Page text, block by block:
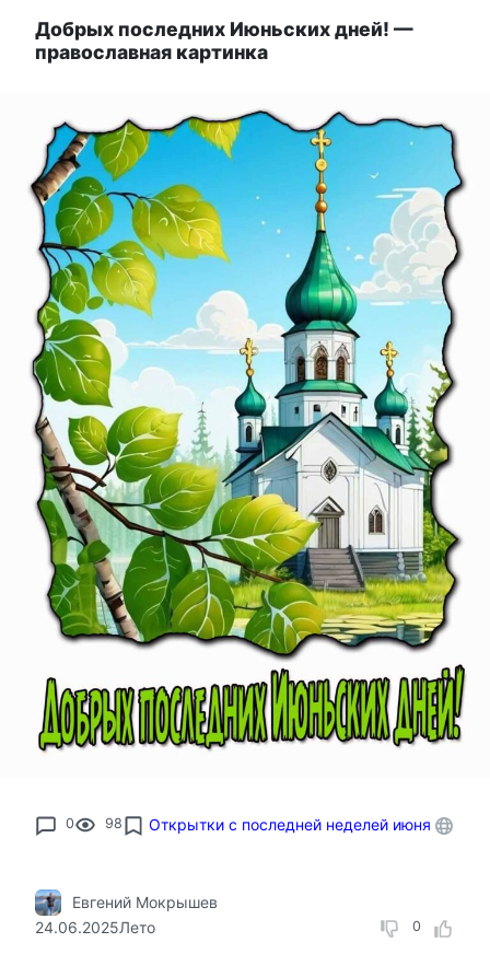
Добрых последних Июньских дней! —
православная картинка
0 98 Открытки с последней неделей июня
0
Евгений Мокрышев
24.06.2025Лето